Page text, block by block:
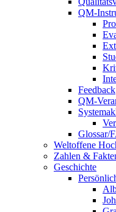
QM-
Feedback
QM-
Glossar/
Weltoffene
Zahlen &
Geschichte